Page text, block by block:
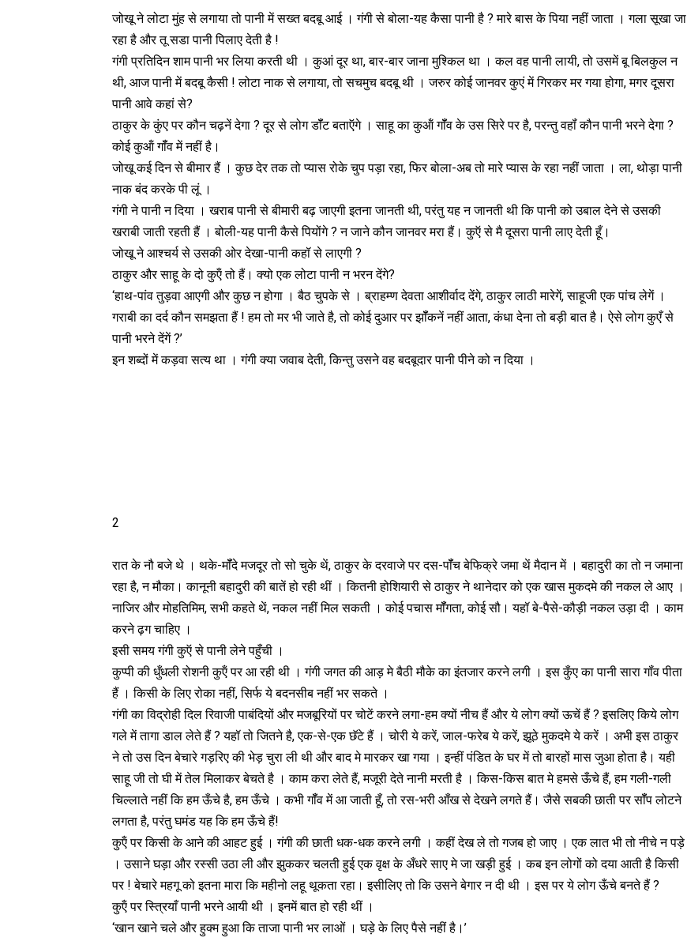
जोखू ने लोटा मुंह से लगाया तो पानी में सख्त बदबू आई । गंगी से बोला-यह कैसा पानी है ? मारे बास के पिया नहीं जाता । गला सूखा जा
रहा है और तू सडा पानी पिलाए देती है !
गंगी प्रतिदिन शाम पानी भर लिया करती थी । कुआं दूर था, बार-बार जाना मुश्किल था । कल वह पानी लायी, तो उसमें बू बिलकुल न
थी, आज पानी में बदबू कैसी ! लोटा नाक से लगाया, तो सचमुच बदबू थी । जरुर कोई जानवर कुएं में गिरकर मर गया होगा, मगर दूसरा
पानी आवे कहां से?
ठाकुर के कुंए पर कौन चढ़नें देगा ? दूर से लोग डॉँट बताऍगे । साहू का कुऑं गॉँव के उस सिरे पर है, परन्तु वहॉं कौन पानी भरने देगा ?
कोई कुऑं गॉँव में नहीं है।
जोखू कई दिन से बीमार हैं । कुछ देर तक तो प्यास रोके चुप पड़ा रहा, फिर बोला-अब तो मारे प्यास के रहा नहीं जाता । ला, थोड़ा पानी
नाक बंद करके पी लूं ।
गंगी ने पानी न दिया । खराब पानी से बीमारी बढ़ जाएगी इतना जानती थी, परंतु यह न जानती थी कि पानी को उबाल देने से उसकी
खराबी जाती रहती हैं । बोली-यह पानी कैसे पियोंगे ? न जाने कौन जानवर मरा हैं। कुऍ से मै दूसरा पानी लाए देती हूँ।
जोखू ने आश्चर्य से उसकी ओर देखा-पानी कहॉ से लाएगी ?
ठाकुर और साहू के दो कुऍं तो हैं। क्यो एक लोटा पानी न भरन देंगे?
‘हाथ-पांव तुड़वा आएगी और कुछ न होगा । बैठ चुपके से । ब्राहम्ण देवता आशीर्वाद देंगे, ठाकुर लाठी मारेगें, साहूजी एक पांच लेगें ।
गराबी का दर्द कौन समझता हैं ! हम तो मर भी जाते है, तो कोई दुआर पर झॉँकनें नहीं आता, कंधा देना तो बड़ी बात है। ऐसे लोग कुएँ से
पानी भरने देंगें ?’
इन शब्दों में कड़वा सत्य था । गंगी क्या जवाब देती, किन्तु उसने वह बदबूदार पानी पीने को न दिया ।
2
रात के नौ बजे थे । थके-मॉँदे मजदूर तो सो चुके थें, ठाकुर के दरवाजे पर दस-पॉँच बेफिक्रे जमा थें मैदान में । बहादुरी का तो न जमाना
रहा है, न मौका। कानूनी बहादुरी की बातें हो रही थीं । कितनी होशियारी से ठाकुर ने थानेदार को एक खास मुकदमे की नकल ले आए ।
नाजिर और मोहतिमिम, सभी कहते थें, नकल नहीं मिल सकती । कोई पचास मॉँगता, कोई सौ। यहॉ बे-पैसे-कौड़ी नकल उड़ा दी । काम
करने ढ़ग चाहिए ।
इसी समय गंगी कुऍ से पानी लेने पहुँची ।
कुप्पी की धुँधली रोशनी कुऍं पर आ रही थी । गंगी जगत की आड़ मे बैठी मौके का इंतजार करने लगी । इस कुँए का पानी सारा गॉंव पीता
हैं । किसी के लिए रोका नहीं, सिर्फ ये बदनसीब नहीं भर सकते ।
गंगी का विद्रोही दिल रिवाजी पाबंदियों और मजबूरियों पर चोटें करने लगा-हम क्यों नीच हैं और ये लोग क्यों ऊचें हैं ? इसलिए किये लोग
गले में तागा डाल लेते हैं ? यहॉ तो जितने है, एक-से-एक छॅटे हैं । चोरी ये करें, जाल-फरेब ये करें, झूठे मुकदमे ये करें । अभी इस ठाकुर
ने तो उस दिन बेचारे गड़रिए की भेड़ चुरा ली थी और बाद मे मारकर खा गया । इन्हीं पंडित के घर में तो बारहों मास जुआ होता है। यही
साहू जी तो घी में तेल मिलाकर बेचते है । काम करा लेते हैं, मजूरी देते नानी मरती है । किस-किस बात मे हमसे ऊँचे हैं, हम गली-गली
चिल्लाते नहीं कि हम ऊँचे है, हम ऊँचे । कभी गॉँव में आ जाती हूँ, तो रस-भरी आँख से देखने लगते हैं। जैसे सबकी छाती पर सॉँप लोटने
लगता है, परंतु घमंड यह कि हम ऊँचे हैं!
कुऍं पर किसी के आने की आहट हुई । गंगी की छाती धक-धक करने लगी । कहीं देख ले तो गजब हो जाए । एक लात भी तो नीचे न पड़े
। उसाने घड़ा और रस्सी उठा ली और झुककर चलती हुई एक वृक्ष के अँधरे साए मे जा खड़ी हुई । कब इन लोगों को दया आती है किसी
पर ! बेचारे महगू को इतना मारा कि महीनो लहू थूकता रहा। इसीलिए तो कि उसने बेगार न दी थी । इस पर ये लोग ऊँचे बनते हैं ?
कुऍं पर स्त्रियाँ पानी भरने आयी थी । इनमें बात हो रही थीं ।
‘खान खाने चले और हुक्म हुआ कि ताजा पानी भर लाओं । घड़े के लिए पैसे नहीं है।’